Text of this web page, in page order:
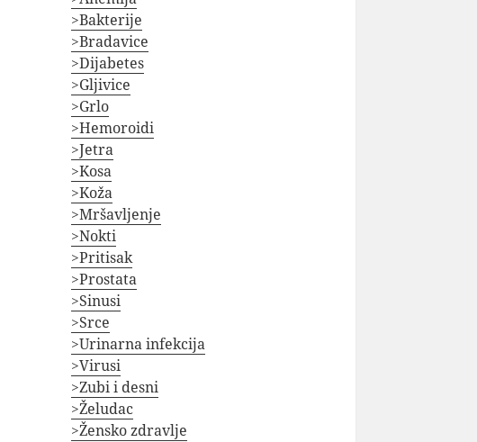
>Bakterije
>Bradavice
>Dijabetes
>Gljivice
>Grlo
>Hemoroidi
>Jetra
>Kosa
>Koža
>Mršavljenje
>Nokti
>Pritisak
>Prostata
>Sinusi
>Srce
>Urinarna infekcija
>Virusi
>Zubi i desni
>Želudac
>Žensko zdravlje